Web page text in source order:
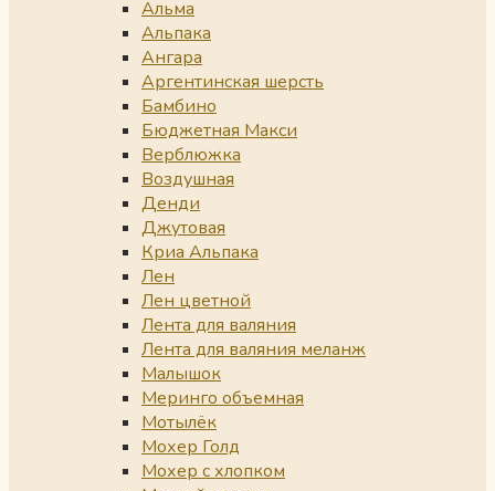
Альма
Альпака
Ангара
Аргентинская шерсть
Бамбино
Бюджетная Макси
Верблюжка
Воздушная
Денди
Джутовая
Криа Альпака
Лен
Лен цветной
Лента для валяния
Лента для валяния меланж
Малышок
Меринго объемная
Мотылёк
Мохер Голд
Мохер с хлопком